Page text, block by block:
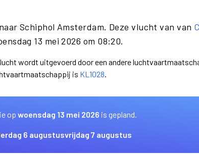
Schiphol Amsterdam. Deze vlucht van van
13 mei 2026 om 08:20.
wordt uitgevoerd door een andere
is KL1028.
op woensdag 13 mei 2026 is gepland.
6 augustusvrijdag 7 augustus